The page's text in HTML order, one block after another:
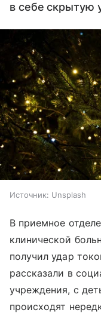
в себе скрытую
Источник: Unsplash
В приемное
клинической
получил удар
рассказали в
учреждения, с
происходят